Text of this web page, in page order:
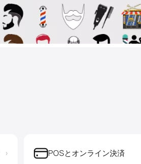
› POSとオンライン決済